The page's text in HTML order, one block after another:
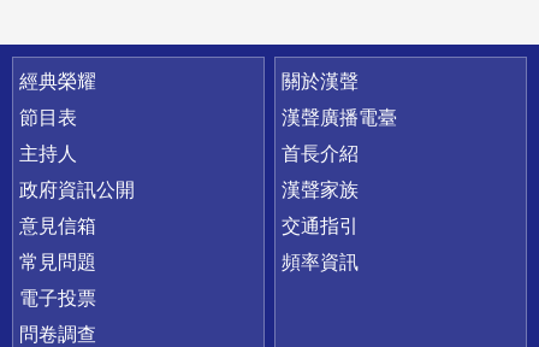
快速連結
經典榮耀
節目表
主持人
政府資訊公開
意見信箱
常見問題
電子投票
問卷調查
關於漢聲
漢聲廣播電臺
首長介紹
漢聲家族
交通指引
頻率資訊